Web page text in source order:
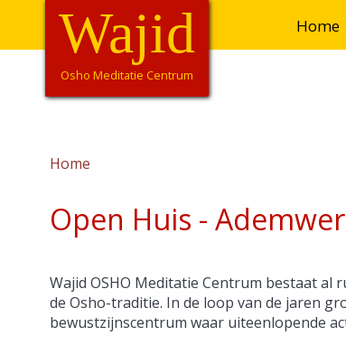
Overslaan
naar
Home
Wajid
Osho Meditatie Centrum
Home
Open Huis -
Wajid OSHO Meditatie Centrum bestaat
de Osho-traditie. In de loop van de jaren
bewustzijnscentrum waar uiteenlopende